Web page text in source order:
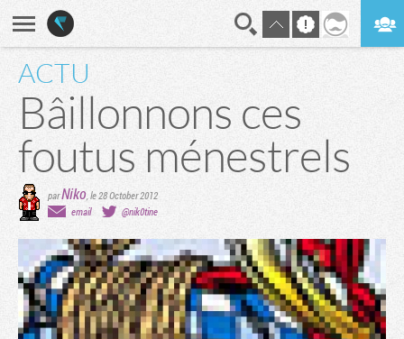
ACTU
Bâillonnons ces
foutus ménestrels
parNiko,le 28 October 2012
email
@nik0tine